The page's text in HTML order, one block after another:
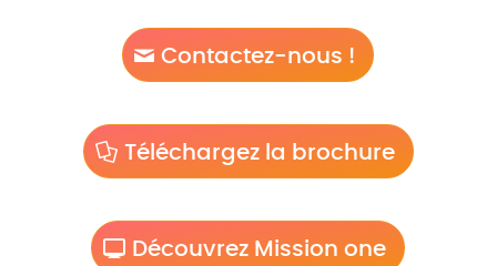
Contactez-nous !
Téléchargez la brochure
Découvrez Mission one